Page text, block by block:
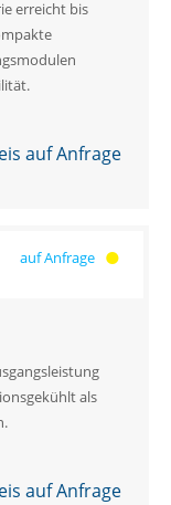
erreicht bis
auf Anfrage
auf Anfrage
als
auf Anfrage